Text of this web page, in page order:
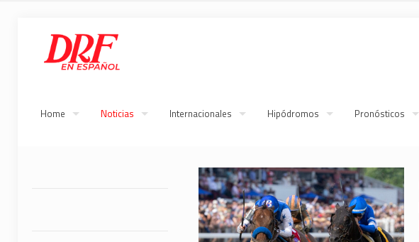
Home Noticias Internacionales Hipódromos Pronósticos